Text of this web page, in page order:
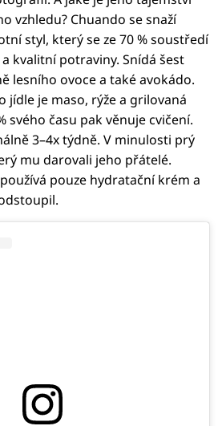
vzhledu? Chuando se snaží
styl, který se ze 70 % soustředí
kvalitní potraviny. Snídá šest
lesního ovoce a také avokádo.
jídle je maso, rýže a grilovaná
svého času pak věnuje cvičení.
3–4x týdně. V minulosti prý
mu darovali jeho přátelé.
pouze hydratační krém a